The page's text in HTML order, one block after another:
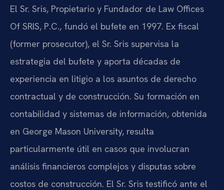
El Sr. Sris, Propietario y Fundador de Law Offices
Of SRIS, P.C., fundó el bufete en 1997. Ex fiscal
(former prosecutor), el Sr. Sris supervisa la
estrategia del bufete y aporta décadas de
experiencia en litigio a los asuntos de derecho
contractual y de construcción. Su formación en
contabilidad y sistemas de información, obtenida
en George Mason University, resulta
particularmente útil en casos que involucran
análisis financieros complejos y disputas sobre
costos de construcción. El Sr. Sris testificó ante el